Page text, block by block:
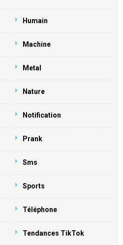
Humain
Machine
Metal
Nature
Notification
Prank
Sms
Sports
Téléphone
Tendances TikTok